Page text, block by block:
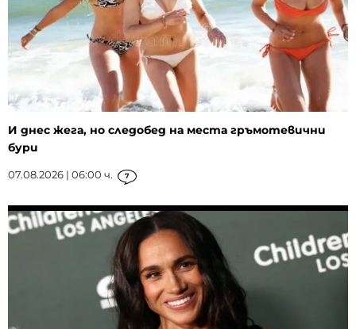
И днес жега, но следобед на места гръмотевични
бури
07.08.2026 | 06:00 ч. 7